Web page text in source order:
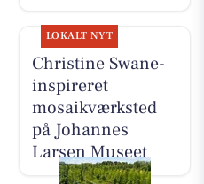
LOKALT NYT
Christine Swane-
inspireret
mosaikværksted
på Johannes
Larsen Museet